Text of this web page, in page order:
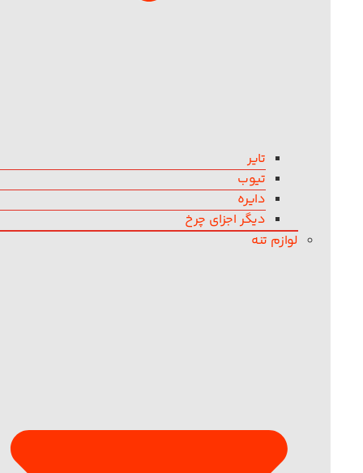
تایر
تیوب
دایره
دیگر اجزای چرخ
لوازم تنه